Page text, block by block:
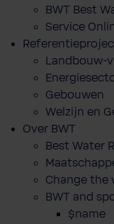
BWT Best
Service
Landbouw-
Gebouwen
Welzijn en
Over BWT
Best Water
Change the
BWT and
$name